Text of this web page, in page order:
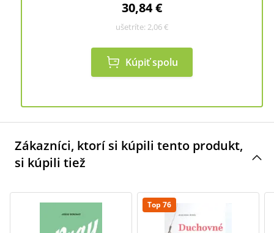
30,84 €
ušetríte: 2,06 €
Kúpiť spolu
Zákazníci, ktorí si kúpili tento produkt,
si kúpili tiež
Top 76